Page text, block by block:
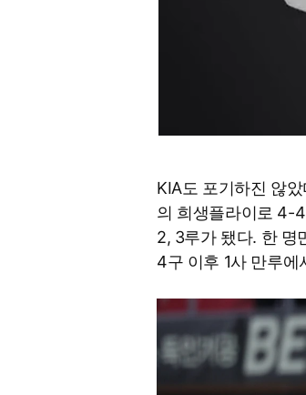
KIA도 포기하진 않
의 희생플라이로 4-
2, 3루가 됐다. 한 명
4구 이후 1사 만루